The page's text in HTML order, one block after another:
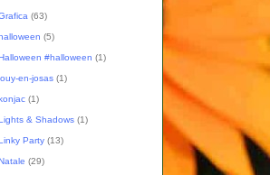
(63)
(5)
#halloween (1)
en-josas (1)
(1)
& Shadows (1)
Party (13)
(29)